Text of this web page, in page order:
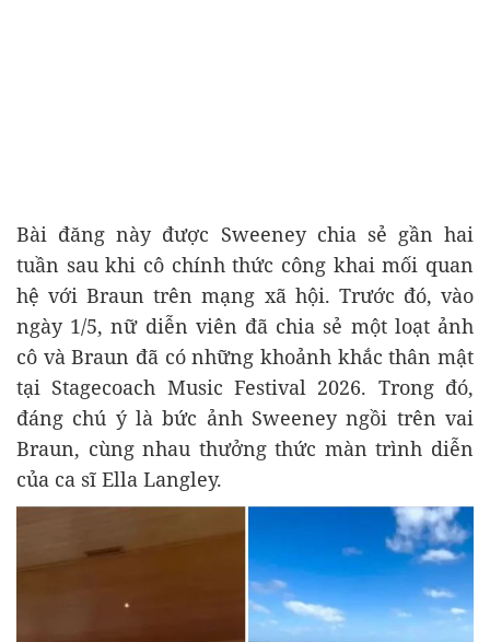
Bài đăng này được Sweeney chia sẻ gần hai
tuần sau khi cô chính thức công khai mối quan
hệ với Braun trên mạng xã hội. Trước đó, vào
ngày 1/5, nữ diễn viên đã chia sẻ một loạt ảnh
cô và Braun đã có những khoảnh khắc thân mật
tại Stagecoach Music Festival 2026. Trong đó,
đáng chú ý là bức ảnh Sweeney ngồi trên vai
Braun, cùng nhau thưởng thức màn trình diễn
của ca sĩ Ella Langley.